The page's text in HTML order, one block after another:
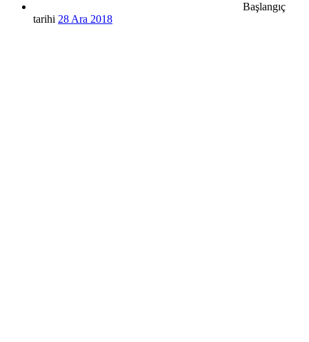
Başlangıç
tarihi 28 Ara 2018